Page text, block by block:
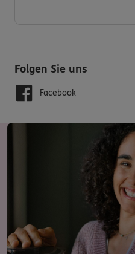
Folgen Sie uns
Facebook